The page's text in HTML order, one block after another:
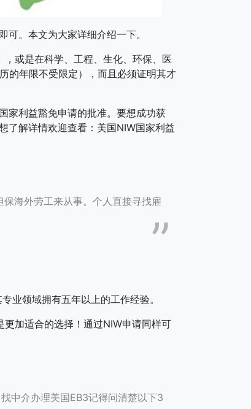
。本文为大家详细介绍一下。
或是在科学、工程、生化、环保、医
的年限不受限定），而且必须证明其才
家利益豁免申请的批准。要想成功获
了解详情欢迎查看：美国NIW国家利益
海外劳工来从事。个人直接寻找雇
业领域拥有五年以上的工作经验。
加适合的选择！通过NIW申请同样可
中介办理美国EB3记得问清楚以下3